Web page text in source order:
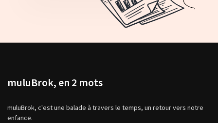
muluBrok, en 2 mots
muluBrok, c'est une balade à travers le temps, un retour vers notre
enfance.